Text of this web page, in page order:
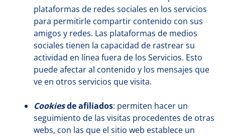
plataformas de redes sociales en los servicios
para permitirle compartir contenido con sus
amigos y redes. Las plataformas de medios
sociales tienen la capacidad de rastrear su
actividad en línea fuera de los Servicios. Esto
puede afectar al contenido y los mensajes que
ve en otros servicios que visita.
Cookiesde afiliados: permiten hacer un
seguimiento de las visitas procedentes de otras
webs, con las que el sitio web establece un